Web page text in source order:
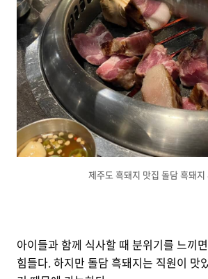
제주도 흑돼지 맛집 돌담 흑돼지
아이들과 함께 식사할 때 분위기를 느끼
힘들다. 하지만 돌담 흑돼지는 직원이 맛